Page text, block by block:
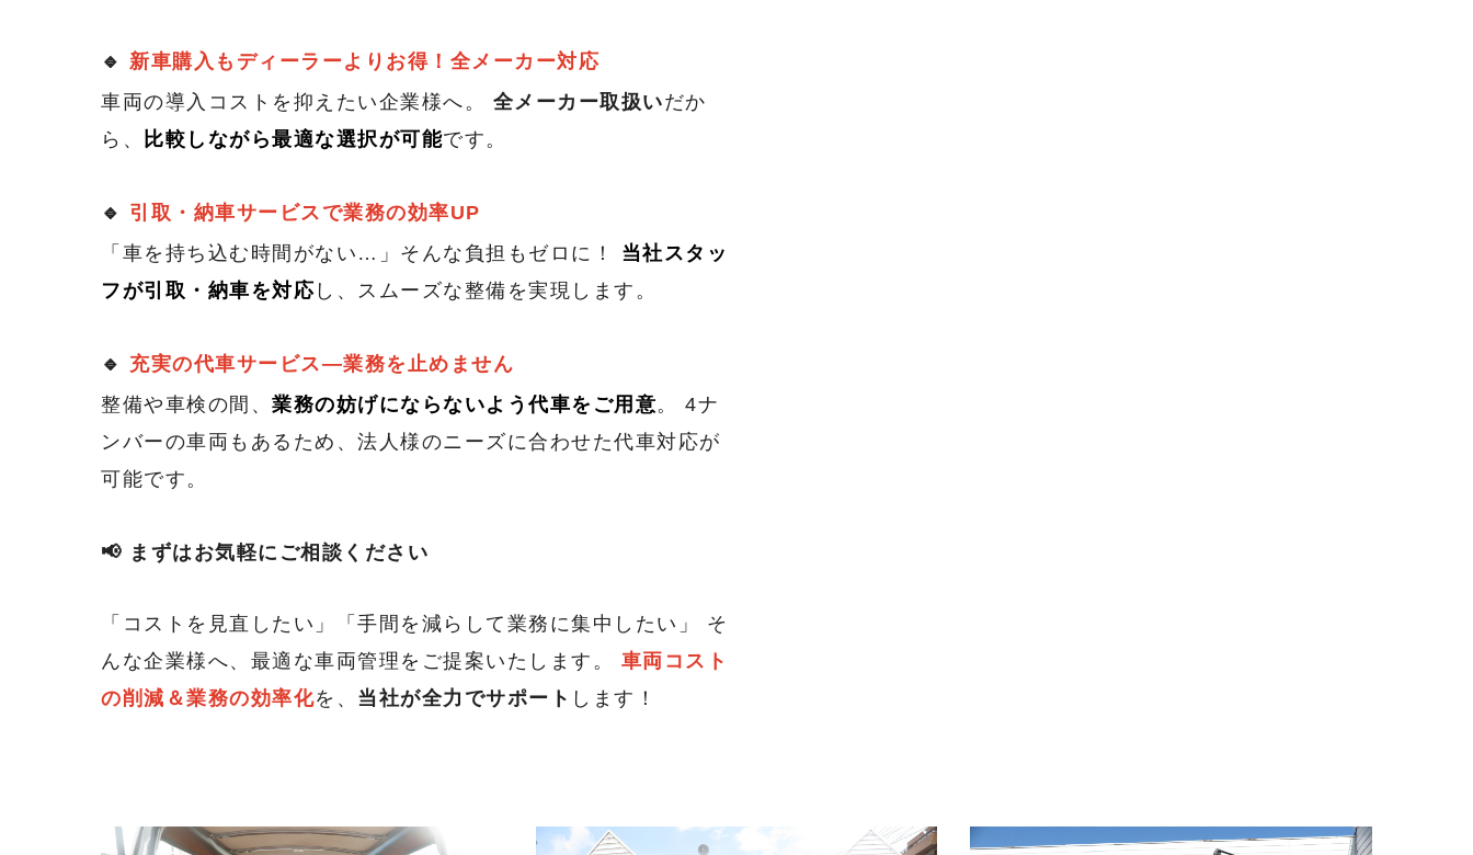
🔹 新車購入もディーラーよりお得！全メーカー対応
車両の導入コストを抑えたい企業様へ。 全メーカー取扱いだか
ら、
比較しながら最適な選択が可能です。
🔹 引取・納車サービスで業務の効率UP
「車を持ち込む時間がない…」そんな負担もゼロに！ 当社スタッ
フが引取・納車を対応 し、スムーズな整備を実現します。
🔹 充実の代車サービス—業務を止めません
整備や車検の間、 業務の妨げにならないよう代車をご用意。 4ナ
ンバーの車両もあるため、法人様のニーズに合わせた代車対応が
可能です。
📢 まずはお気軽にご相談ください
「コストを見直したい」「手間を減らして業務に集中したい」 そ
んな企業様へ、最適な車両管理をご提案いたします。
車両コスト
の削減＆業務の効率化を、 当社が全力でサポート します！